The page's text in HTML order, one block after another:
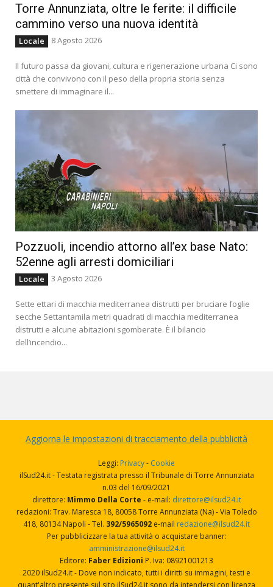
Torre Annunziata, oltre le ferite: il difficile
cammino verso una nuova identità
Locale 8 Agosto 2026
Il futuro passa da giovani, cultura e rigenerazione urbana Ci sono
città che convivono con il peso della propria storia senza
smettere di immaginare il...
Pozzuoli, incendio attorno all’ex base Nato:
52enne agli arresti domiciliari
Locale 3 Agosto 2026
Sette ettari di macchia mediterranea distrutti per bruciare foglie
secche Settantamila metri quadrati di macchia mediterranea
distrutti e alcune abitazioni sgomberate. È il bilancio
dell’incendio...
Aggiorna le impostazioni di tracciamento della pubblicità
Leggi: Privacy- Cookie
ilSud24.it - Testata registrata presso il Tribunale di Torre Annunziata
n.03 del 16/09/2021
direttore: Mimmo Della Corte - e-mail: direttore@ilsud24.it
redazioni: Trav. Maresca 18, 80058 Torre Annunziata (Na) - Via Toledo
418, 80134 Napoli - Tel. 392/5965092 e-mail redazione@ilsud24.it
Per pubblicizzare la tua attività o acquistare banner:
amministrazione@ilsud24.it
Editore: Faber Edizioni P. Iva: 08921001213
2020 ilSud24.it - Dove non indicato, tutti i diritti su immagini, testi e
quant'altro presente sul sito ilSud24.it sono da intendersi con licenza